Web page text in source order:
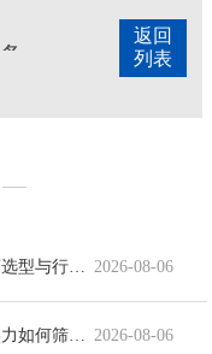
返回
列表
2026-08-06
2026-08-06